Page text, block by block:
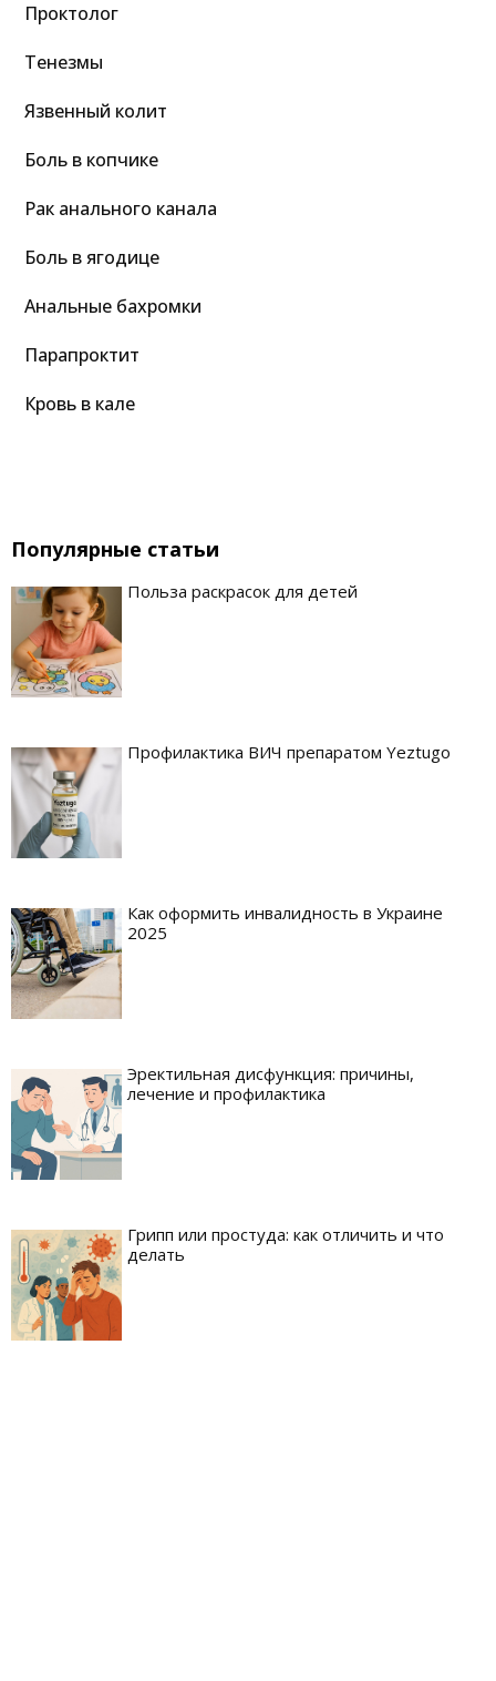
Проктолог
Тенезмы
Язвенный колит
Боль в копчике
Рак анального канала
Боль в ягодице
Анальные бахромки
Парапроктит
Кровь в кале
Популярные статьи
Польза раскрасок для детей
Профилактика ВИЧ препаратом Yeztugo
Как оформить инвалидность в Украине
2025
Эректильная дисфункция: причины,
лечение и профилактика
Грипп или простуда: как отличить и что
делать